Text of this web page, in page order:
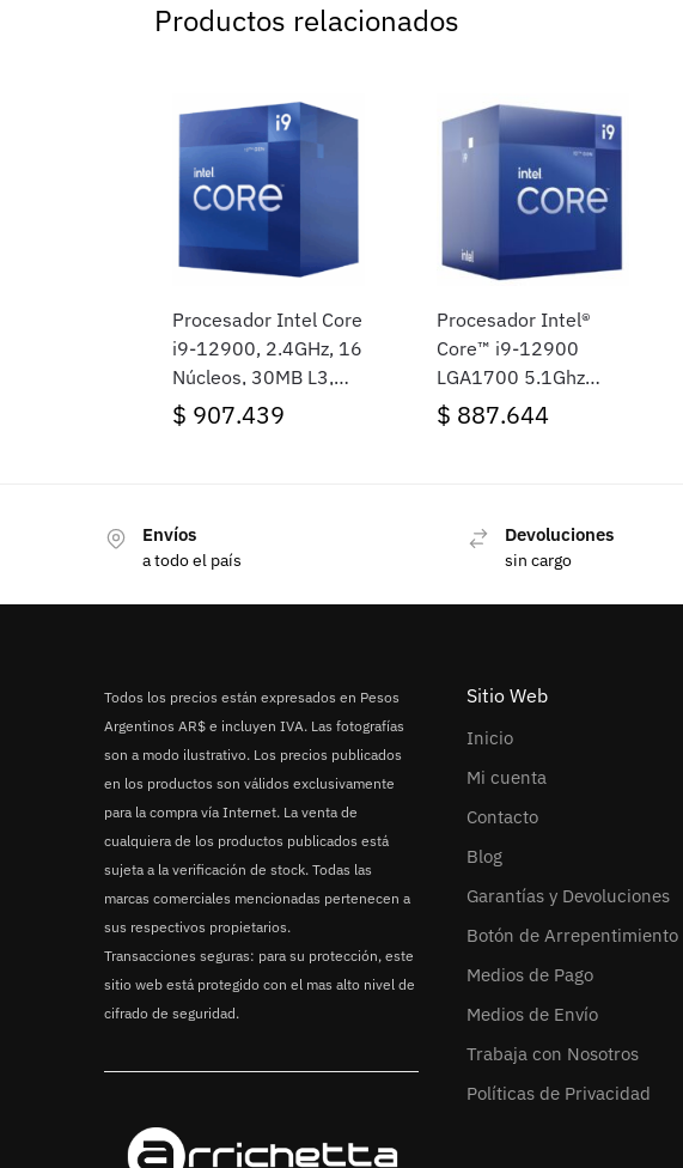
Productos relacionados
Procesador Intel Core
i9-12900, 2.4GHz, 16
Núcleos, 30MB L3,
Socket LGA1700,
$ 907.439
Procesador Intel®
Core™ i9-12900
LGA1700 5.1Ghz
Alder Lake 1700
$ 887.644
Envíos
a todo el país
Devoluciones
sin cargo
Todos los precios están expresados en Pesos
Argentinos AR$ e incluyen IVA. Las fotografías
son a modo ilustrativo. Los precios publicados
en los productos son válidos exclusivamente
para la compra vía Internet. La venta de
cualquiera de los productos publicados está
sujeta a la verificación de stock. Todas las
marcas comerciales mencionadas pertenecen a
sus respectivos propietarios.
Transacciones seguras: para su protección, este
sitio web está protegido con el mas alto nivel de
cifrado de seguridad.
Sitio Web
Inicio
Mi cuenta
Contacto
Blog
Garantías y Devoluciones
Botón de Arrepentimiento
Medios de Pago
Medios de Envío
Trabaja con Nosotros
Políticas de Privacidad